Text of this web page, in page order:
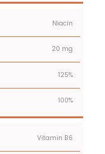
Niacin
20 mg
125%
100%
Vitamin B6